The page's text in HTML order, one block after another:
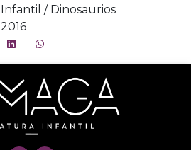
Infantil / Dinosaurios
2016